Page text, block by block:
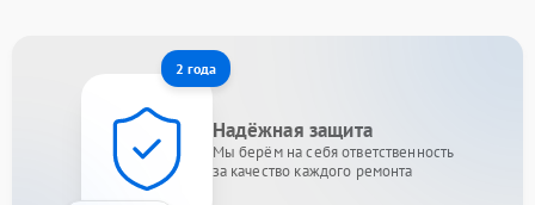
2 года
Надёжная защита
Мы берём на себя ответственность
за качество каждого ремонта